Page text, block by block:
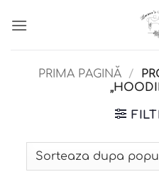
PRIMA PAGINĂ /